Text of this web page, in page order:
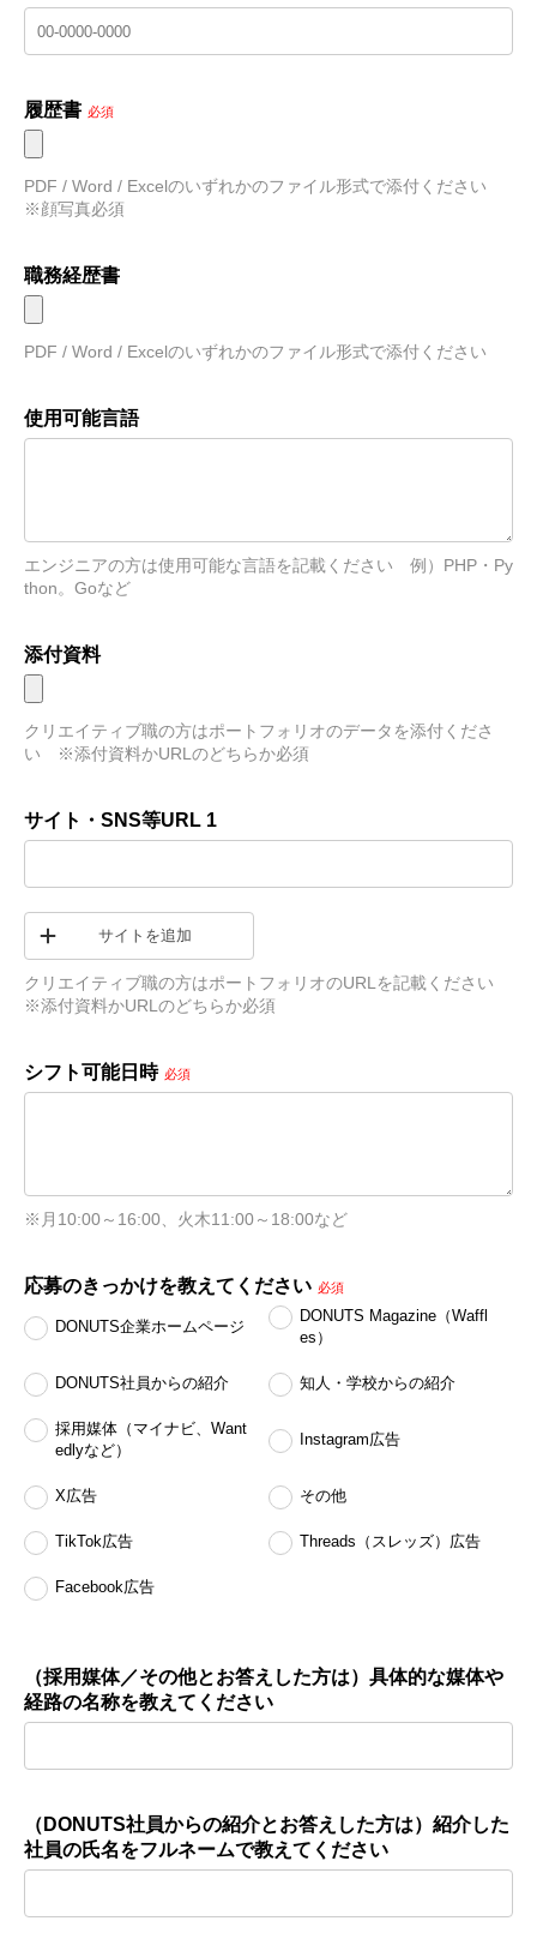
履歴書 必須
PDF / Word / Excelのいずれかのファイル形式で添付ください
※顔写真必須
職務経歴書
PDF / Word / Excelのいずれかのファイル形式で添付ください
使用可能言語
エンジニアの方は使用可能な言語を記載ください　例）PHP・Py
thon。Goなど
添付資料
クリエイティブ職の方はポートフォリオのデータを添付くださ
い　※添付資料かURLのどちらか必須
サイト・SNS等URL 1
サイトを追加
クリエイティブ職の方はポートフォリオのURLを記載ください
※添付資料かURLのどちらか必須
シフト可能日時 必須
※月10:00～16:00、火木11:00～18:00など
応募のきっかけを教えてください 必須
DONUTS企業ホームページ
DONUTS Magazine（Waffl
es）
DONUTS社員からの紹介 知人・学校からの紹介
採用媒体（マイナビ、Want
edlyなど）
Instagram広告
X広告 その他
TikTok広告 Threads（スレッズ）広告
Facebook広告
（採用媒体／その他とお答えした方は）具体的な媒体や
経路の名称を教えてください
（DONUTS社員からの紹介とお答えした方は）紹介した
社員の氏名をフルネームで教えてください